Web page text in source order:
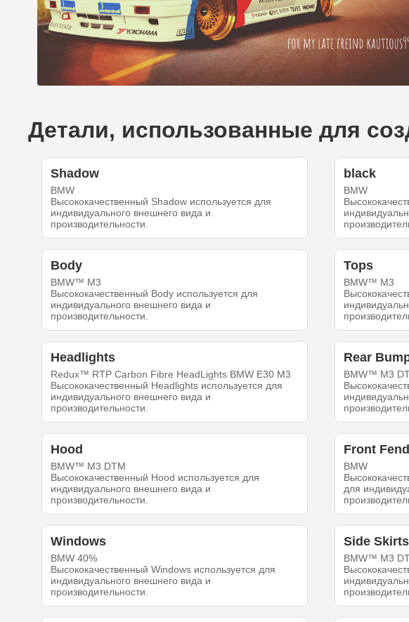
Детали, использованные для
Shadow
BMW
Высококачественный Shadow используется для
индивидуального внешнего вида и
производительности.
black
BMW
Body
BMW™ M3
Высококачественный Body используется для
индивидуального внешнего вида и
производительности.
Tops
BMW™ M3
Headlights
Redux™ RTP Carbon Fibre HeadLights BMW E30 M3
Высококачественный Headlights используется для
индивидуального внешнего вида и
производительности.
Rear
BMW™ M3
Hood
BMW™ M3 DTM
Высококачественный Hood используется для
индивидуального внешнего вида и
производительности.
Front
BMW
для
Windows
BMW 40%
Высококачественный Windows используется для
индивидуального внешнего вида и
производительности.
Side Skirts
BMW™ M3